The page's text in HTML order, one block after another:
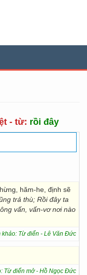
- từ: rồi đây
hăm-he, định sẽ
trả thù; Rồi đây ta
vấn, vấn-vơ nơi nào
khảo: Từ điển - Lê Văn Đức
Từ điển mở - Hồ Ngọc Đức